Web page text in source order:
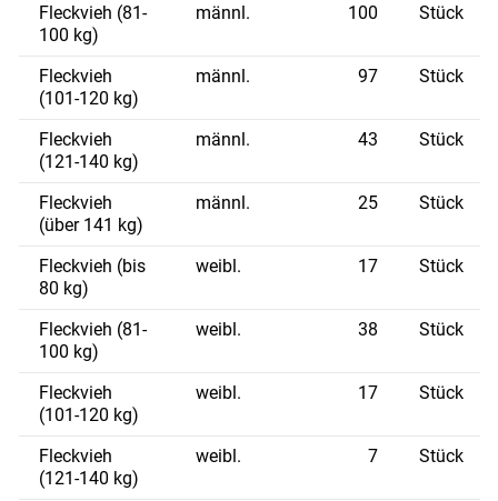
Fleckvieh (81-
100 kg)
männl. 100 Stück
Fleckvieh
(101-120 kg)
männl. 97 Stück
Fleckvieh
(121-140 kg)
männl. 43 Stück
Fleckvieh
(über 141 kg)
männl. 25 Stück
Fleckvieh (bis
80 kg)
weibl. 17 Stück
Fleckvieh (81-
100 kg)
weibl. 38 Stück
Fleckvieh
(101-120 kg)
weibl. 17 Stück
Fleckvieh
(121-140 kg)
weibl. 7 Stück